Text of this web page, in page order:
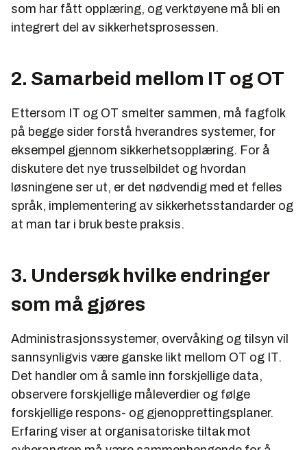
som har fått opplæring, og verktøyene må bli en
integrert del av sikkerhetsprosessen.
2. Samarbeid mellom IT og OT
Ettersom IT og OT smelter sammen, må fagfolk
på begge sider forstå hverandres systemer, for
eksempel gjennom sikkerhetsopplæring. For å
diskutere det nye trusselbildet og hvordan
løsningene ser ut, er det nødvendig med et felles
språk, implementering av sikkerhetsstandarder og
at man tar i bruk beste praksis.
3. Undersøk hvilke endringer
som må gjøres
Administrasjonssystemer, overvåking og tilsyn vil
sannsynligvis være ganske likt mellom OT og IT.
Det handler om å samle inn forskjellige data,
observere forskjellige måleverdier og følge
forskjellige respons- og gjenopprettingsplaner.
Erfaring viser at organisatoriske tiltak mot